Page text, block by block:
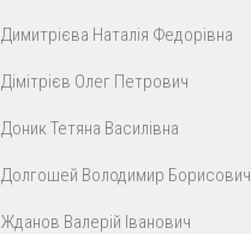
Димитрієва Наталія Федорівна
Дімітрієв Олег Петрович
Доник Тетяна Василівна
Долгошей Володимир Борисович
Жданов Валерій Іванович